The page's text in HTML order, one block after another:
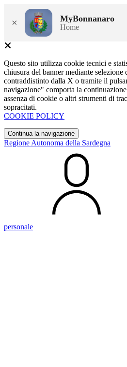
× MyBonnanaro
Home
Questo sito utilizza cookie tecnici e
chiusura del banner mediante selezione
contraddistinto dalla X o tramite il
navigazione" comporta la
assenza di cookie o altri strumenti di
sopracitati.
COOKIE POLICY
Continua la navigazione
Regione Autonoma della Sardegna
personale